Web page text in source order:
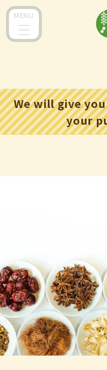
跳至內
容
MENU
We will give
your